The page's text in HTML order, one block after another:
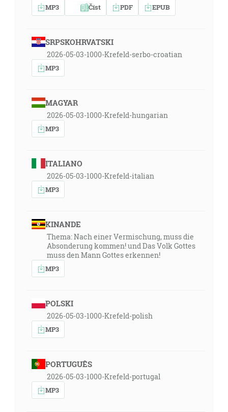
MP3 Číst PDF EPUB
SRPSKOHRVATSKI
2026-05-03-1000-Krefeld-serbo-croatian
MP3
MAGYAR
2026-05-03-1000-Krefeld-hungarian
MP3
ITALIANO
2026-05-03-1000-Krefeld-italian
MP3
KINANDE
Thema: Nach einer Vermischung, muss die
Absonderung kommen! und Das Volk Gottes
muss den Mann Gottes erkennen!
MP3
POLSKI
2026-05-03-1000-Krefeld-polish
MP3
PORTUGUÊS
2026-05-03-1000-Krefeld-portugal
MP3